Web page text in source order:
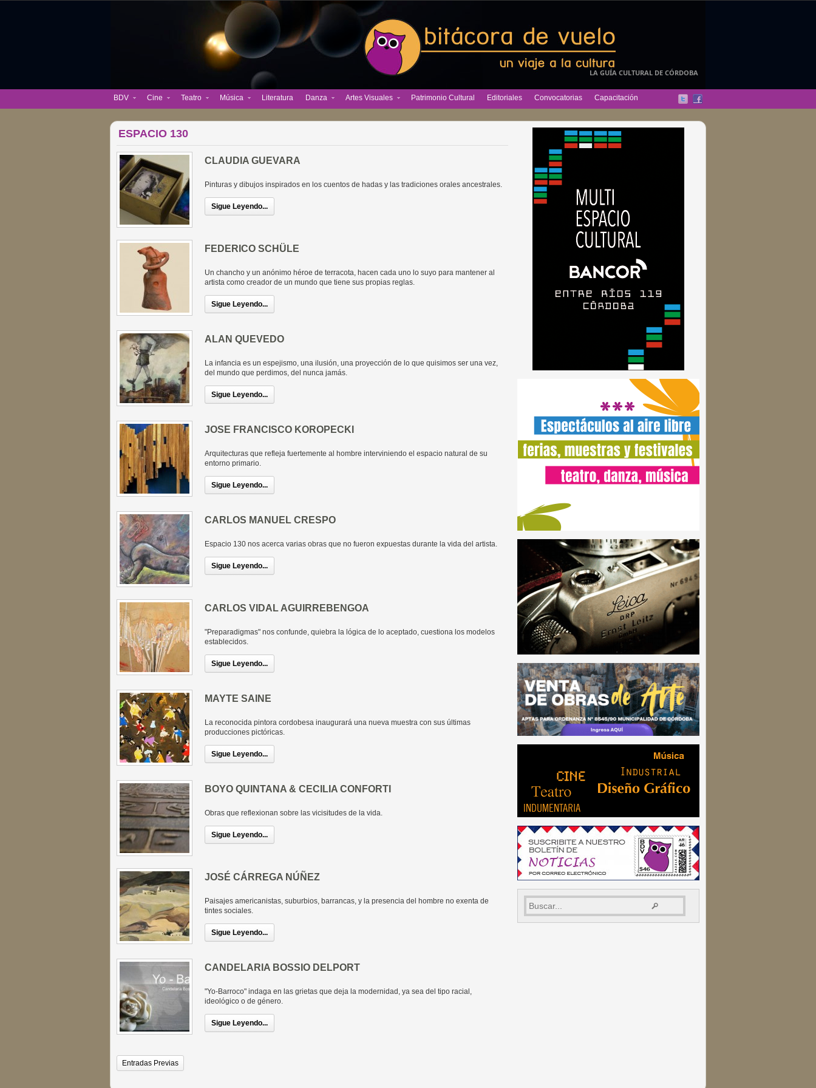
LA GUÍA CULTURAL DE CÓRDOBA
BDV Cine Teatro Música Literatura Danza Artes Visuales Patrimonio Cultural Editoriales Convocatorias Capacitación
ESPACIO 130
CLAUDIA GUEVARA
Pinturas y dibujos inspirados en los cuentos de hadas y las tradiciones orales ancestrales.
Sigue Leyendo...
FEDERICO SCHÜLE
Un chancho y un anónimo héroe de terracota, hacen cada uno lo suyo para mantener al
artista como creador de un mundo que tiene sus propias reglas.
Sigue Leyendo...
ALAN QUEVEDO
La infancia es un espejismo, una ilusión, una proyección de lo que quisimos ser una vez,
del mundo que perdimos, del nunca jamás.
Sigue Leyendo...
JOSE FRANCISCO KOROPECKI
Arquitecturas que refleja fuertemente al hombre interviniendo el espacio natural de su
entorno primario.
Sigue Leyendo...
CARLOS MANUEL CRESPO
Espacio 130 nos acerca varias obras que no fueron expuestas durante la vida del artista.
Sigue Leyendo...
CARLOS VIDAL AGUIRREBENGOA
"Preparadigmas" nos confunde, quiebra la lógica de lo aceptado, cuestiona los modelos
establecidos.
Sigue Leyendo...
MAYTE SAINE
La reconocida pintora cordobesa inaugurará una nueva muestra con sus últimas
producciones pictóricas.
Sigue Leyendo...
BOYO QUINTANA & CECILIA CONFORTI
Obras que reflexionan sobre las vicisitudes de la vida.
Sigue Leyendo...
JOSÉ CÁRREGA NÚÑEZ
Paisajes americanistas, suburbios, barrancas, y la presencia del hombre no exenta de
tintes sociales.
Sigue Leyendo...
CANDELARIA BOSSIO DELPORT
"Yo-Barroco" indaga en las grietas que deja la modernidad, ya sea del tipo racial,
ideológico o de género.
Sigue Leyendo...
Entradas Previas